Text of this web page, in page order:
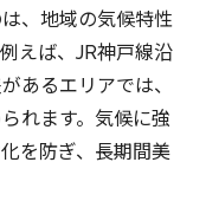
、地域の気候特性
えば、JR神戸線沿
あるエリアでは、
れます。気候に強
を防ぎ、長期間美